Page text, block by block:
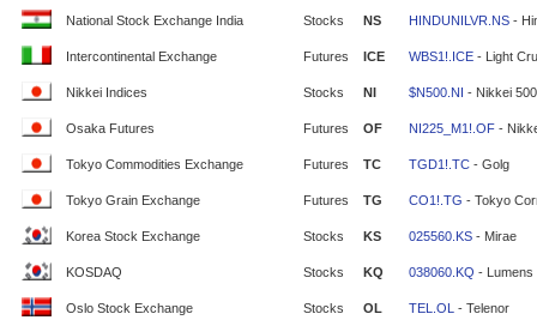
National Stock Exchange India Stocks NS HINDUNILVR.NS -
Intercontinental Exchange Futures ICE WBS1!.ICE - Light
Nikkei Indices Stocks NI $N500.NI - Nikkei 500
Osaka Futures Futures OF NI225_M1!.OF -
Tokyo Commodities Exchange Futures TC TGD1!.TC - Golg
Tokyo Grain Exchange Futures TG CO1!.TG - Tokyo
Korea Stock Exchange Stocks KS 025560.KS - Mirae
KOSDAQ Stocks KQ 038060.KQ - Lumens
Oslo Stock Exchange Stocks OL TEL.OL - Telenor